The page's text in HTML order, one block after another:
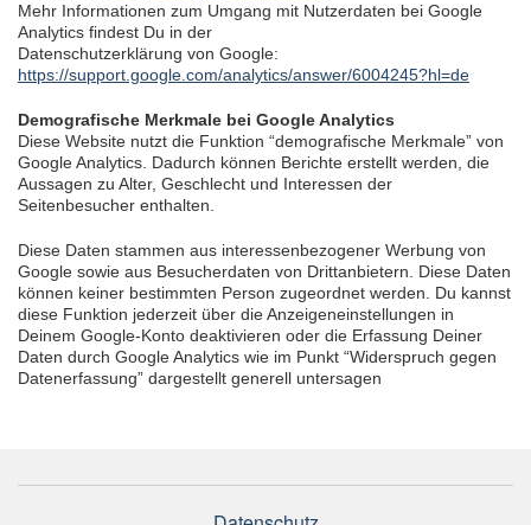
Mehr Informationen zum Umgang mit Nutzerdaten bei Google
Analytics findest Du in der
Datenschutzerklärung von Google:
https://support.google.com/analytics/answer/6004245?hl=de
Demografische Merkmale bei Google Analytics
Diese Website nutzt die Funktion “demografische Merkmale” von
Google Analytics. Dadurch können Berichte erstellt werden, die
Aussagen zu Alter, Geschlecht und Interessen der
Seitenbesucher enthalten.
Diese Daten stammen aus interessenbezogener Werbung von
Google sowie aus Besucherdaten von Drittanbietern. Diese Daten
können keiner bestimmten Person zugeordnet werden. Du kannst
diese Funktion jederzeit über die Anzeigeneinstellungen in
Deinem Google-Konto deaktivieren oder die Erfassung Deiner
Daten durch Google Analytics wie im Punkt “Widerspruch gegen
Datenerfassung” dargestellt generell untersagen